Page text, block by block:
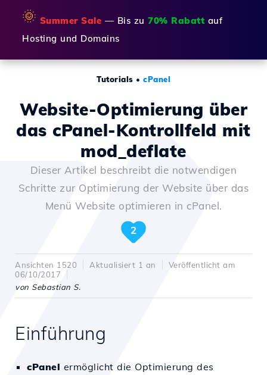
🌞 Summer Sale — Bis zu 70% Rabatt auf
Hosting und Domains
Tutorials • cPanel
Website-Optimierung über
das cPanel-Kontrollfeld mit
mod_deflate
Dieser Artikel beschreibt die notwendigen
Schritte zur Optimierung der Website über das
Menü Website optimieren in cPanel.
2
Ansichten 1520 Aktualisiert 1 an
Veröffentlicht am
06/10/2017
von Sebastian S.
Einführung
cPanel ermöglicht die Optimierung des